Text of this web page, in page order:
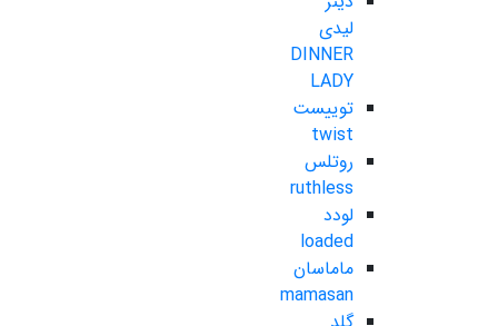
لیدی
DINNER
LADY
توییست
twist
روتلس
ruthless
لودد
loaded
ماماسان
mamasan